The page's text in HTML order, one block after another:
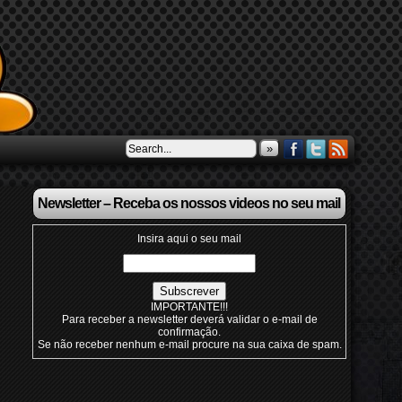
»
Newsletter – Receba os nossos videos no seu mail
Insira aqui o seu mail
IMPORTANTE!!!
Para receber a newsletter deverá validar o e-mail de
confirmação.
Se não receber nenhum e-mail procure na sua caixa de spam.